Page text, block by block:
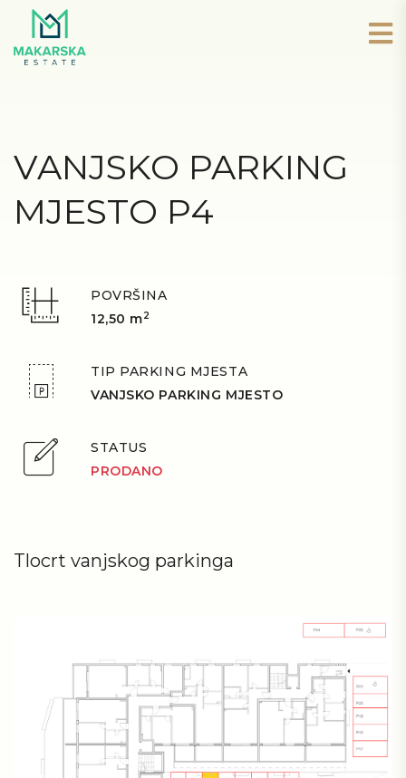
VANJSKO PARKING
MJESTO P4
POVRŠINA
12,50 m2
TIP PARKING MJESTA
VANJSKO PARKING MJESTO
STATUS
PRODANO
Tlocrt vanjskog parkinga